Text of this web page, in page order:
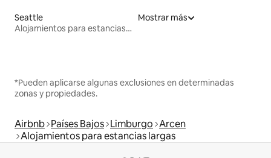
Seattle
Alojamientos para estancias largas
Mostrar más
*Pueden aplicarse algunas exclusiones en determinadas
zonas y propiedades.
Airbnb Países Bajos Limburgo Arcen
Alojamientos para estancias largas